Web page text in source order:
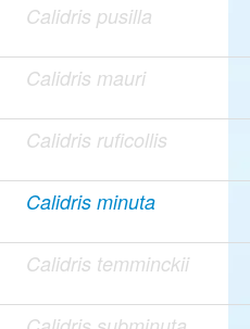
Calidris pusilla
Calidris mauri
Calidris ruficollis
Calidris minuta
Calidris temminckii